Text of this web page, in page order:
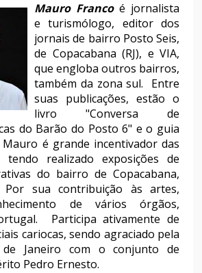
Mauro Francoé jornalista
e turismólogo, editor dos
jornais de bairro Posto Seis,
de Copacabana (RJ), e VIA,
que engloba outros bairros,
também da zona sul. Entre
suas publicações, estão o
livro "Conversa de
do Barão do Posto 6" e o guia
é grande incentivador das
tendo realizado exposições de
do bairro de Copacabana,
sua contribuição às artes,
de vários órgãos,
Participa ativamente de
cariocas, sendo agraciado pela
Janeiro com o conjunto de
Pedro Ernesto.